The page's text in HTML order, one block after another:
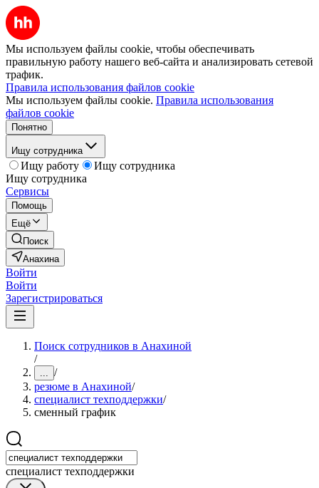
Мы используем файлы cookie, чтобы обеспечивать
правильную работу нашего веб-сайта и анализировать сетевой
трафик.
Правила использования файлов cookie
Мы используем файлы cookie. Правила использования
файлов cookie
Понятно
Ищу сотрудника
Ищу работу
Ищу сотрудника
Ищу сотрудника
Сервисы
Помощь
Ещё
Поиск
Анахина
Войти
Войти
Зарегистрироваться
Поиск сотрудников в Анахиной
/
... /
резюме в Анахиной/
специалист техподдержки/
сменный график
специалист техподдержки